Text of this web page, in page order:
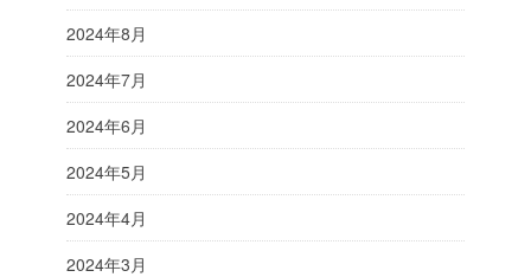
2024年8月
2024年7月
2024年6月
2024年5月
2024年4月
2024年3月